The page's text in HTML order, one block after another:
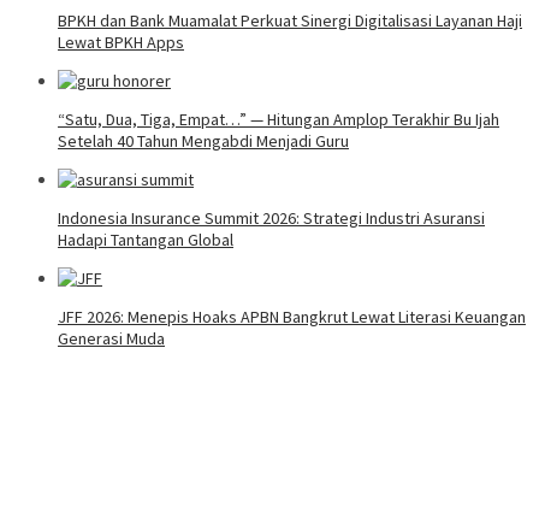
BPKH dan Bank Muamalat Perkuat Sinergi Digitalisasi Layanan Haji
Lewat BPKH Apps
“Satu, Dua, Tiga, Empat…” — Hitungan Amplop Terakhir Bu Ijah
Setelah 40 Tahun Mengabdi Menjadi Guru
Indonesia Insurance Summit 2026: Strategi Industri Asuransi
Hadapi Tantangan Global
JFF 2026: Menepis Hoaks APBN Bangkrut Lewat Literasi Keuangan
Generasi Muda